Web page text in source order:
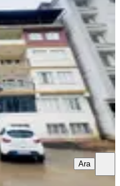
Katı·01.07.2026
₺
Ertan
Ara